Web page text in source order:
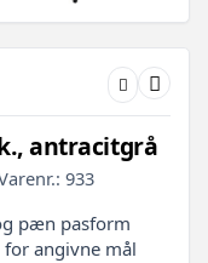
antracitgrå
933
pæn pasform
angivne mål